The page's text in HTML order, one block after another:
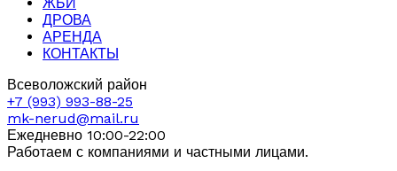
ДРОВА
АРЕНДА
КОНТАКТЫ
Всеволожский район
+7 (993) 993-88-25
mk-nerud@mail.ru
Ежедневно 10:00-22:00
Работаем с компаниями и частными лицами.